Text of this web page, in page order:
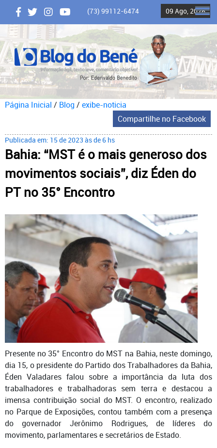
(73) 99112-6474 09 Ago, 2026
Página Inicial / Blog / exibe-noticia
Compartilhe no Facebook
Publicada em: 15 de 2023 às de 6 hs
Bahia: “MST é o mais generoso dos
movimentos sociais”, diz Éden do
PT no 35° Encontro
Presente no 35° Encontro do MST na Bahia, neste domingo,
dia 15, o presidente do Partido dos Trabalhadores da Bahia,
Éden Valadares falou sobre a importância da luta dos
trabalhadores e trabalhadoras sem terra e destacou a
imensa contribuição social do MST. O encontro, realizado
no Parque de Exposições, contou também com a presença
do governador Jerônimo Rodrigues, de líderes do
movimento, parlamentares e secretários de Estado.